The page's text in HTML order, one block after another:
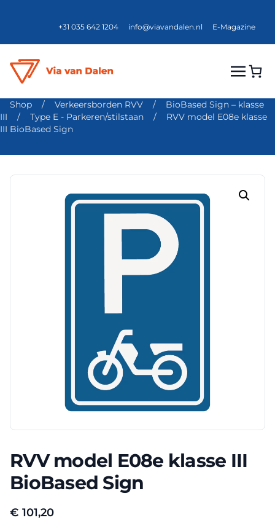
+31 035 642 1204 info@viavandalen.nl E-Magazine
Shop / Verkeersborden RVV /
BioBased Sign – klasse
III
/ Type E - Parkeren/stilstaan /
RVV model E08e klasse
III BioBased Sign
RVV model E08e klasse III
BioBased Sign
€ 101,20